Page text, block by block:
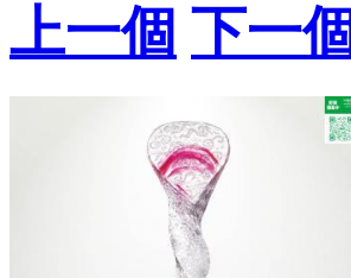
上一個 下一個